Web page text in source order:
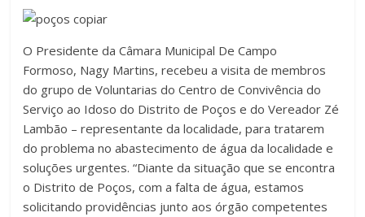
O Presidente da Câmara Municipal De Campo
Formoso, Nagy Martins, recebeu a visita de membros
do grupo de Voluntarias do Centro de Convivência do
Serviço ao Idoso do Distrito de Poços e do Vereador Zé
Lambão – representante da localidade, para tratarem
do problema no abastecimento de água da localidade e
soluções urgentes. “Diante da situação que se encontra
o Distrito de Poços, com a falta de água, estamos
solicitando providências junto aos órgão competentes